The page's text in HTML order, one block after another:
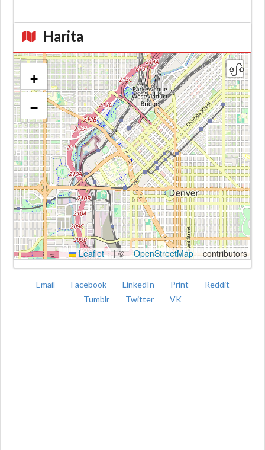
Harita
Kroki
+
−
Leaflet |© OpenStreetMap contributors
Email Facebook LinkedIn Print
Reddit
Tumblr
Twitter VK